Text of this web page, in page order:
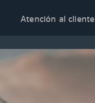
Atención al cliente